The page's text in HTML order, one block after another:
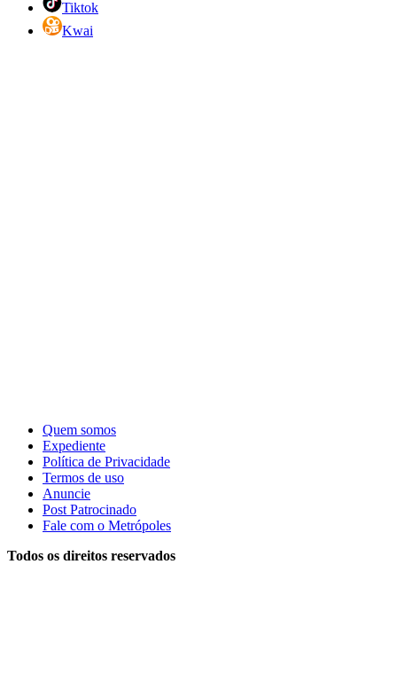
Tiktok
Kwai
Quem somos
Expediente
Política de Privacidade
Termos de uso
Anuncie
Post Patrocinado
Fale com o Metrópoles
Todos os direitos reservados